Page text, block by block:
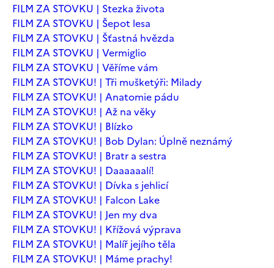
FILM ZA STOVKU | Stezka života
FILM ZA STOVKU | Šepot lesa
FILM ZA STOVKU | Šťastná hvězda
FILM ZA STOVKU | Vermiglio
FILM ZA STOVKU | Věříme vám
FILM ZA STOVKU! | Tři mušketýři: Milady
FILM ZA STOVKU! | Anatomie pádu
FILM ZA STOVKU! | Až na věky
FILM ZA STOVKU! | Blízko
FILM ZA STOVKU! | Bob Dylan: Úplně neznámý
FILM ZA STOVKU! | Bratr a sestra
FILM ZA STOVKU! | Daaaaaalí!
FILM ZA STOVKU! | Dívka s jehlicí
FILM ZA STOVKU! | Falcon Lake
FILM ZA STOVKU! | Jen my dva
FILM ZA STOVKU! | Křížová výprava
FILM ZA STOVKU! | Malíř jejího těla
FILM ZA STOVKU! | Máme prachy!